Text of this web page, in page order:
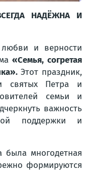
НАДЁЖНА И
и верности
«Семья, согретая
Этот праздник,
святых Петра и
семьи и
важность
поддержки и
была многодетная
формируются